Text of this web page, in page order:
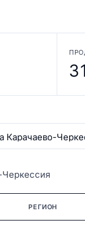
Черкессия
РЕГИОН